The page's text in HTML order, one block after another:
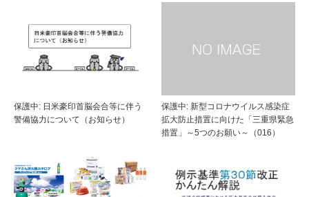
保護中: 日米豪印首脳会合等に伴う
警備協力について（お知らせ）
保護中: 新型コロナウイルス感染症
拡大防止措置に向けた「三重県緊急
措置」～5つのお願い～（016）